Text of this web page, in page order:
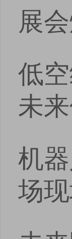
展
低
未
机
场